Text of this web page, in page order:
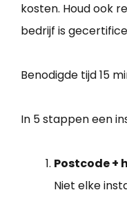
kosten. Houd ook
bedrijf is
Benodigde tijd15
In 5 stappen een
Postcode +
Niet elke